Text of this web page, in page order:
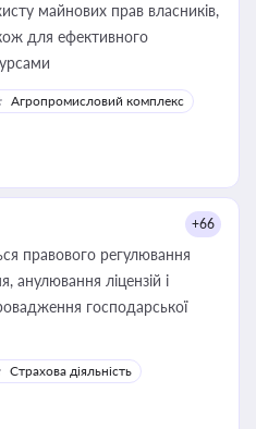
майнових прав власників,
для ефективного
Агропромисловий комплекс
+66
правового регулювання
ліцензій і
господарської
Страхова діяльність